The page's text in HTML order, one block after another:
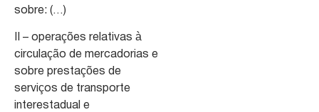
sobre: (…)
II – operações relativas à
circulação de mercadorias e
sobre prestações de
serviços de transporte
interestadual e